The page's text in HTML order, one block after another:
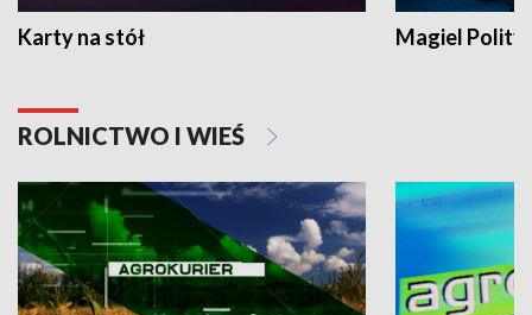
Karty na stół Magiel
ROLNICTWO I WIEŚ